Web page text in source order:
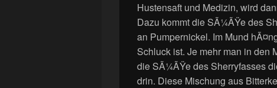
Hustensaft und Medizin, wird
Dazu kommt die SÃ¼ÃŸe des
an Pumpernickel. Im Mund
Schluck ist. Je mehr man in den
die SÃ¼ÃŸe des Sherryfasses
drin. Diese Mischung aus